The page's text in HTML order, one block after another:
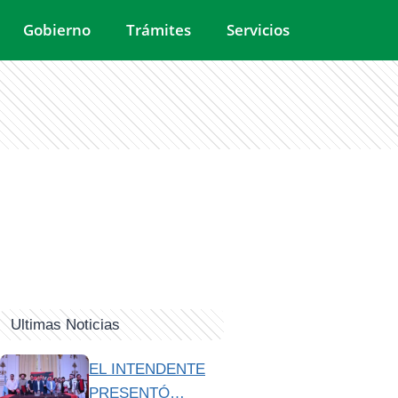
Gobierno Trámites Servicios
Ultimas Noticias
EL INTENDENTE
PRESENTÓ